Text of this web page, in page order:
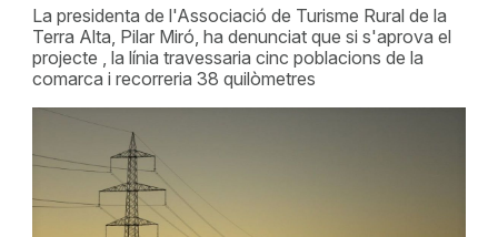
La presidenta de l'Associació de Turisme Rural de la
Terra Alta, Pilar Miró, ha denunciat que si s'aprova el
projecte , la línia travessaria cinc poblacions de la
comarca i recorreria 38 quilòmetres